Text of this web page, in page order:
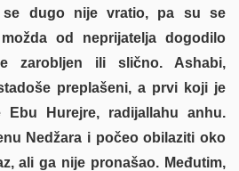
se dugo nije vratio, pa su se
od neprijatelja dogodilo
zarobljen ili slično. Ashabi,
preplašeni, a prvi koji je
Hurejre, radijallahu anhu.
Nedžara i počeo obilaziti oko
ali ga nije pronašao. Međutim,